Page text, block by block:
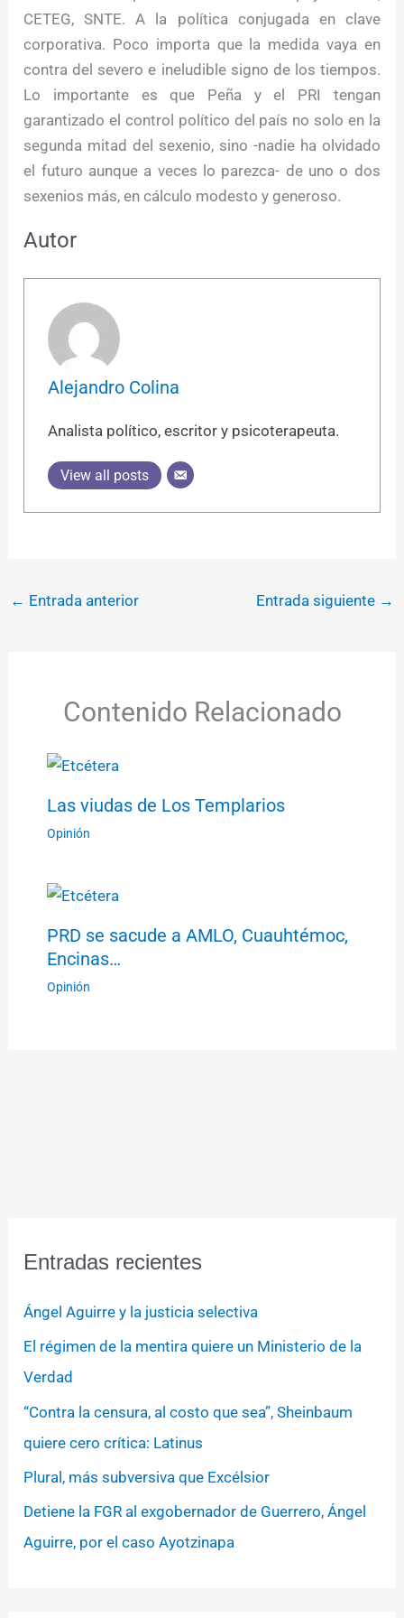
CETEG, SNTE. A la política conjugada en clave
corporativa. Poco importa que la medida vaya en
contra del severo e ineludible signo de los tiempos.
Lo importante es que Peña y el PRI tengan
garantizado el control político del país no solo en la
segunda mitad del sexenio, sino -nadie ha olvidado
el futuro aunque a veces lo parezca- de uno o dos
sexenios más, en cálculo modesto y generoso.
Autor
Alejandro Colina
Analista político, escritor y psicoterapeuta.
View all posts
← Entrada anterior Entrada siguiente →
Contenido Relacionado
Las viudas de Los Templarios
Opinión
PRD se sacude a AMLO, Cuauhtémoc,
Encinas…
Opinión
Entradas recientes
Ángel Aguirre y la justicia selectiva
El régimen de la mentira quiere un Ministerio de la
Verdad
“Contra la censura, al costo que sea”, Sheinbaum
quiere cero crítica: Latinus
Plural, más subversiva que Excélsior
Detiene la FGR al exgobernador de Guerrero, Ángel
Aguirre, por el caso Ayotzinapa